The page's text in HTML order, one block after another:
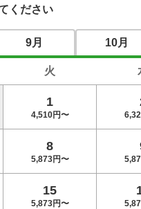
＜ビジター様のロッカー代につ
・ロッカーをご利用の際は330
～～～～～～～～～～～～～
■プレースタイル：通常プレー
■施設利用
レストラン:9時00分～16時30分
■昼食：メニューに限定有
■キャンセル規定：通常通り　
ください
9月 10月
火
1
4,510円〜
8
5,873円〜
15
5,873円〜